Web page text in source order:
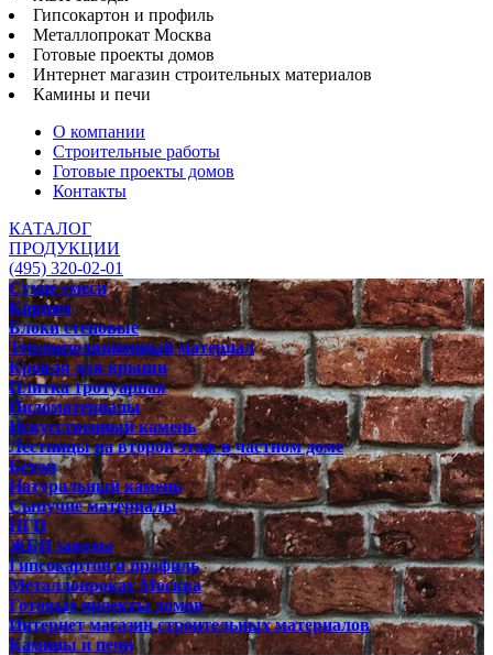
Гипсокартон и профиль
Металлопрокат Москва
Готовые проекты домов
Интернет магазин строительных материалов
Камины и печи
О компании
Строительные работы
Готовые проекты домов
Контакты
КАТАЛОГ
ПРОДУКЦИИ
(495) 320-02-01
Сухие смеси
Кирпич
Блоки стеновые
Теплоизоляционный материал
Кровля для крыши
Плитка тротуарная
Пиломатериалы
Искусственный камень
Лестницы на второй этаж в частном доме
Бетон
Натуральный камень
Сыпучие материалы
ПГП
ЖБИ заводы
Гипсокартон и профиль
Металлопрокат Москва
Готовые проекты домов
Интернет магазин строительных материалов
Камины и печи